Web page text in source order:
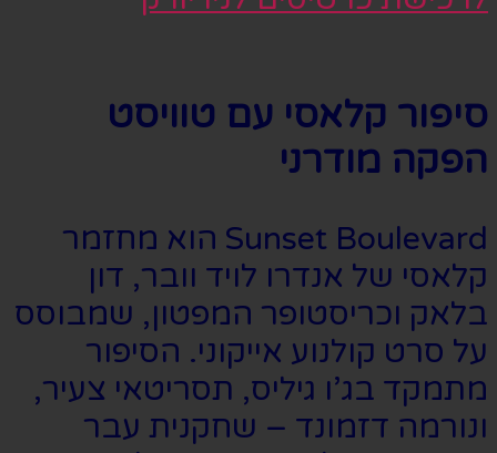
סיפור קלאסי עם טוויסט
הפקה מודרני
Sunset Boulevard הוא מחזמר
קלאסי של אנדרו לויד וובר, דון
בלאק וכריסטופר המפטון, שמבוסס
על סרט קולנוע אייקוני. הסיפור
מתמקד בג’ו גיליס, תסריטאי צעיר,
ונורמה דזמונד – שחקנית עבר